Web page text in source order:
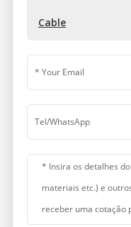
Cable